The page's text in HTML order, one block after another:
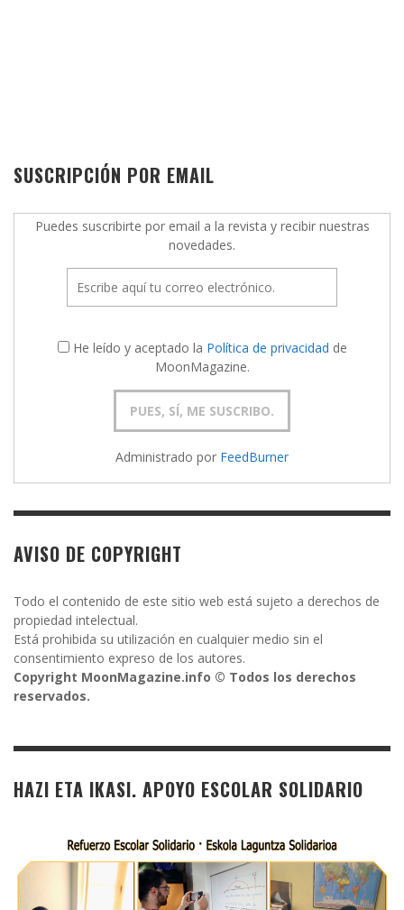
SUSCRIPCIÓN POR EMAIL
Puedes suscribirte por email a la revista y recibir nuestras
novedades.
He leído y aceptado la Política de privacidad de
MoonMagazine.
Administrado por FeedBurner
AVISO DE COPYRIGHT
Todo el contenido de este sitio web está sujeto a derechos de
propiedad intelectual.
Está prohibida su utilización en cualquier medio sin el
consentimiento expreso de los autores.
Copyright MoonMagazine.info © Todos los derechos
reservados.
HAZI ETA IKASI. APOYO ESCOLAR SOLIDARIO